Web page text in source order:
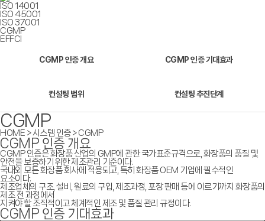
ISO 14001
ISO 45001
ISO 37001
CGMP
EFFCI
CGMP 인증 개요 CGMP 인증 기대효과
컨설팅 범위 컨설팅 추진단계
CGMP
HOME > 시스템 인증 > CGMP
CGMP 인증 개요
CGMP 인증은 화장품 산업의 GMP에 관한 국가표준규격으로, 화장품의 품질 및
안전을 보증하기 위한 제조관리 기준이다.
국내외 모든 화장품 회사에 적용되고, 특히 화장품 OEM 기업에 필수적인
요소이다.
제조업체의 구조, 설비, 원료의 구입, 제조과정, 포장 판매 등에 이르기까지 화장품의
제조 전 과정에서
지켜야 할 조직적이고 체계적인 제조 및 품질 관리 규정이다.
CGMP 인증 기대효과